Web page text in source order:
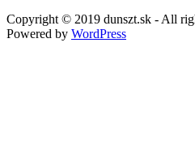
Copyright © 2019 dunszt.sk - All
Powered by WordPress